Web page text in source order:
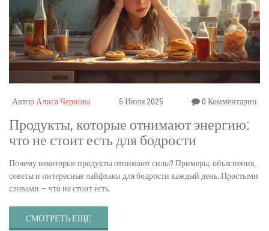
АвторАлиса Чернова 5 Июля 2025 0 Комментарии
Продукты, которые отнимают энергию:
что не стоит есть для бодрости
Почему некоторые продукты отнимают силы? Примеры, объяснения,
советы и интересные лайфхаки для бодрости каждый день. Простыми
словами — что не стоит есть.
СМОТРЕТЬ ЕЩЕ